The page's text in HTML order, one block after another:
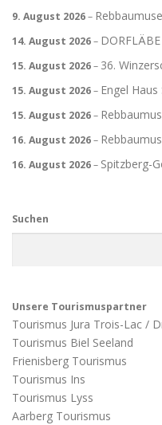
9. August 2026–
14. August 2026–
15. August 2026– 36.
15. August 2026– Engel
15. August 2026–
16. August 2026–
16. August 2026– Spitzberg-
Suchen
Unsere Tourismuspartner
Tourismus Jura Trois-Lac /
Tourismus Biel Seeland
Frienisberg Tourismus
Tourismus Ins
Tourismus Lyss
Aarberg Tourismus